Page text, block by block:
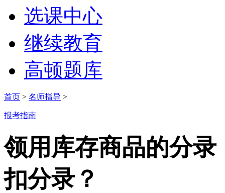
选课中心
继续教育
高顿题库
首页 > 名师指导 >
报考指南
领用库存商品的分
扣分录？